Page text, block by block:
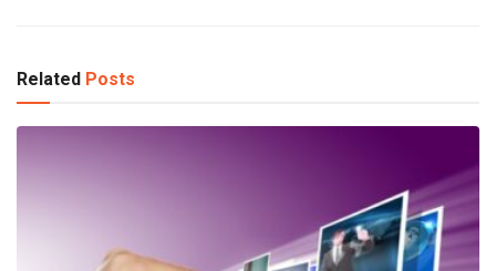
Related Posts